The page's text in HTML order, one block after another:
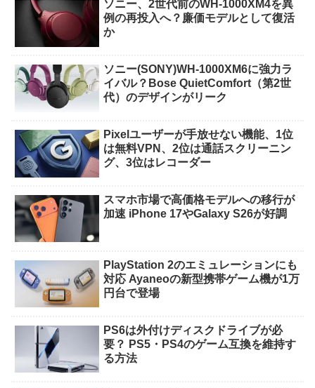
ソニー、2世代前のWH-1000XM4を異
例の再投入へ？廉価モデルとして復活
か
ソニー(SONY)WH-1000XM6に強力ラ
イバル？Bose QuietComfort（第2世
代）のデザインがリーク
Pixelユーザーが手放せない機能、1位
は無料VPN、2位は通話スクリーニン
グ、3位はレコーダー
スマホ市場で高価格モデルへの移行が
加速 iPhone 17やGalaxy S26が好調
PlayStation 2のエミュレーションにも
対応 Ayaneoの新型携帯ゲーム機が1万
円台で登場
PS6は外付けディスクドライブが必
要？ PS5・PS4のゲーム互換を維持す
る方法